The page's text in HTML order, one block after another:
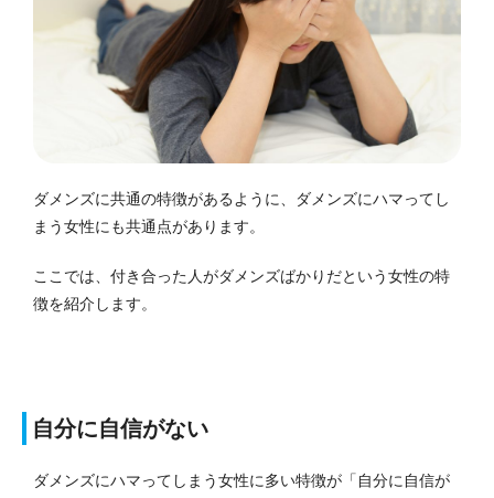
ダメンズに共通の特徴があるように、ダメンズにハマってし
まう女性にも共通点があります。
ここでは、付き合った人がダメンズばかりだという女性の特
徴を紹介します。
自分に自信がない
ダメンズにハマってしまう女性に多い特徴が「自分に自信が